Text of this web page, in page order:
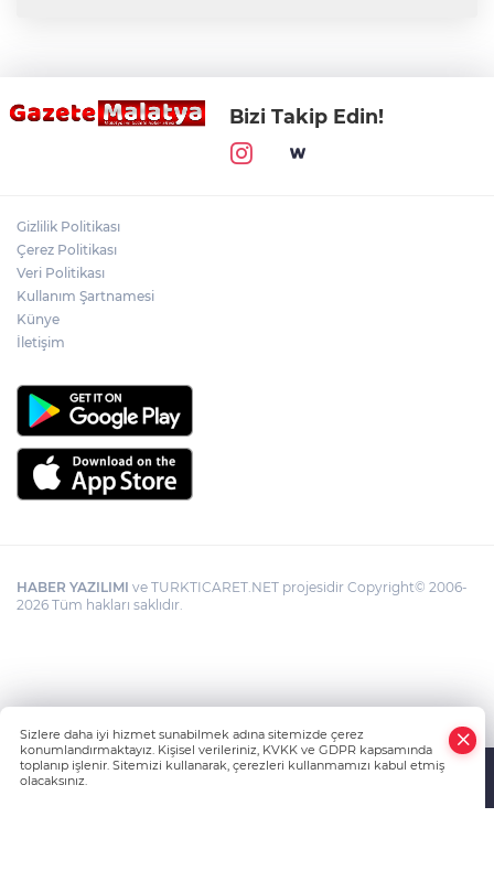
Bizi Takip Edin!
Gizlilik Politikası
Çerez Politikası
Veri Politikası
Kullanım Şartnamesi
Künye
İletişim
HABER YAZILIMI ve TURKTICARET.NET projesidir Copyright© 2006-
2026 Tüm hakları saklıdır.
Sizlere daha iyi hizmet sunabilmek adına sitemizde çerez
konumlandırmaktayız. Kişisel verileriniz, KVKK ve GDPR kapsamında
toplanıp işlenir. Sitemizi kullanarak, çerezleri kullanmamızı kabul etmiş
olacaksınız.